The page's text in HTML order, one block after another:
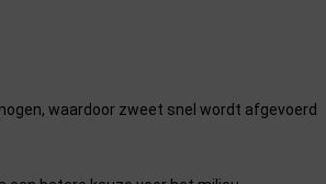
waardoor zweet snel wordt afgevoerd